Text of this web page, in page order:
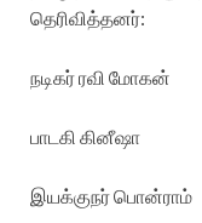
தெரிவித்தனர்:
நடிகர் ரவி மோகன்
பாடகி கினீஷா
இயக்குநர் பொன்ராம்